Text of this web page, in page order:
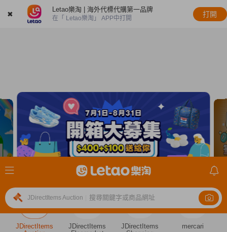
✖
Letao樂淘 | 海外代標代購第一品牌
在「 Letao樂淘」 APP中打開
打開
JDirectItems Auction 搜尋關鍵字或商品網址
JDirectItems
JDirectItems
JDirectItems
mercari